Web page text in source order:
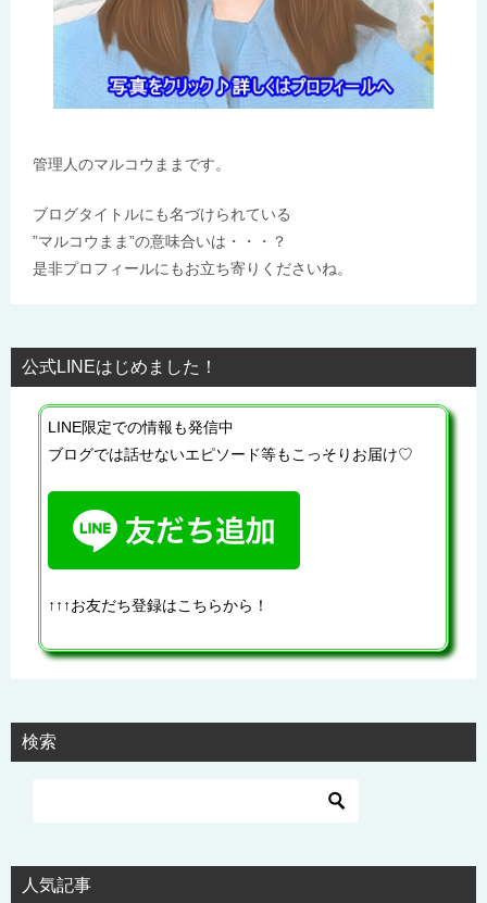
管理人のマルコウままです。
ブログタイトルにも名づけられている
”マルコウまま”の意味合いは・・・？
是非プロフィールにもお立ち寄りくださいね。
公式LINEはじめました！
LINE限定での情報も発信中
ブログでは話せないエピソード等もこっそりお届け♡
↑↑↑お友だち登録はこちらから！
検索
人気記事